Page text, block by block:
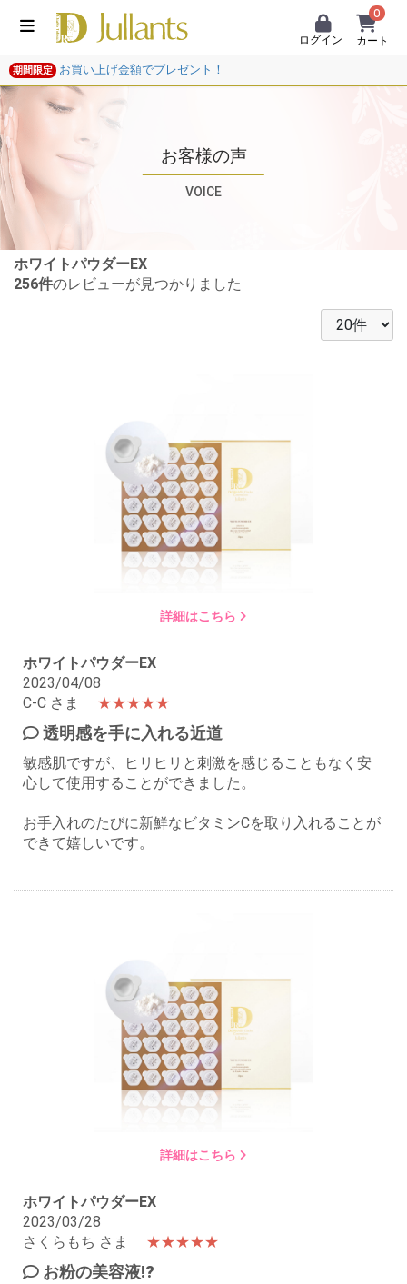
ログイン
0
カート
期間限定 お買い上げ金額でプレゼント！
お客様の声
VOICE
ホワイトパウダーEX
256件のレビューが見つかりました
詳細はこちら
ホワイトパウダーEX
2023/04/08
C-C さま
★★★★★
透明感を手に入れる近道
敏感肌ですが、ヒリヒリと刺激を感じることもなく安
心して使用することができました。
お手入れのたびに新鮮なビタミンCを取り入れることが
できて嬉しいです。
詳細はこちら
ホワイトパウダーEX
2023/03/28
さくらもち さま
★★★★★
お粉の美容液!?